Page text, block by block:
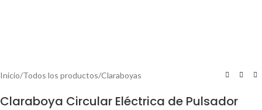
Inicio/Todos los productos/Claraboyas
Claraboya Circular Eléctrica de Pulsador